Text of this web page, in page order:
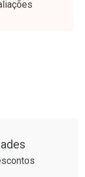
sem Desconto